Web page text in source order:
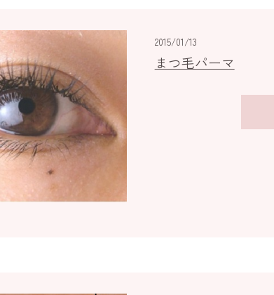
2015/01/13
まつ毛パーマ